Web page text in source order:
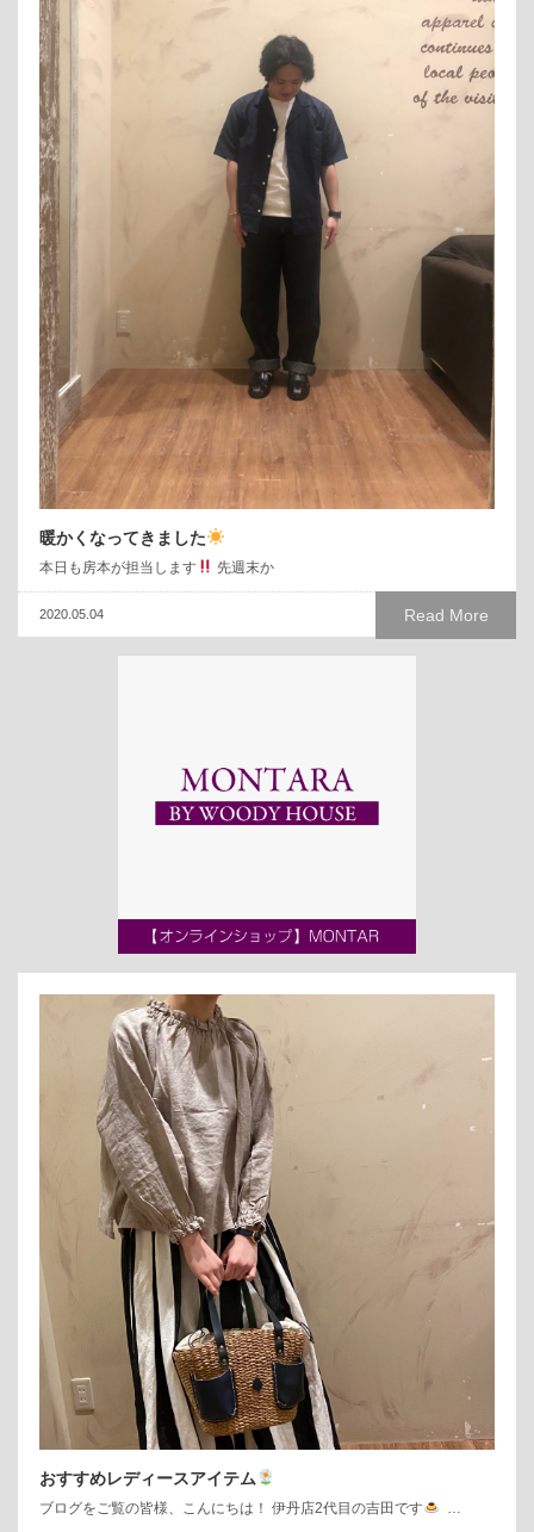
暖かくなってきました
本日も房本が担当します 先週末か
Read More
2020.05.04
おすすめレディースアイテム
ブログをご覧の皆様、こんにちは！ 伊丹店2代目の吉田です …